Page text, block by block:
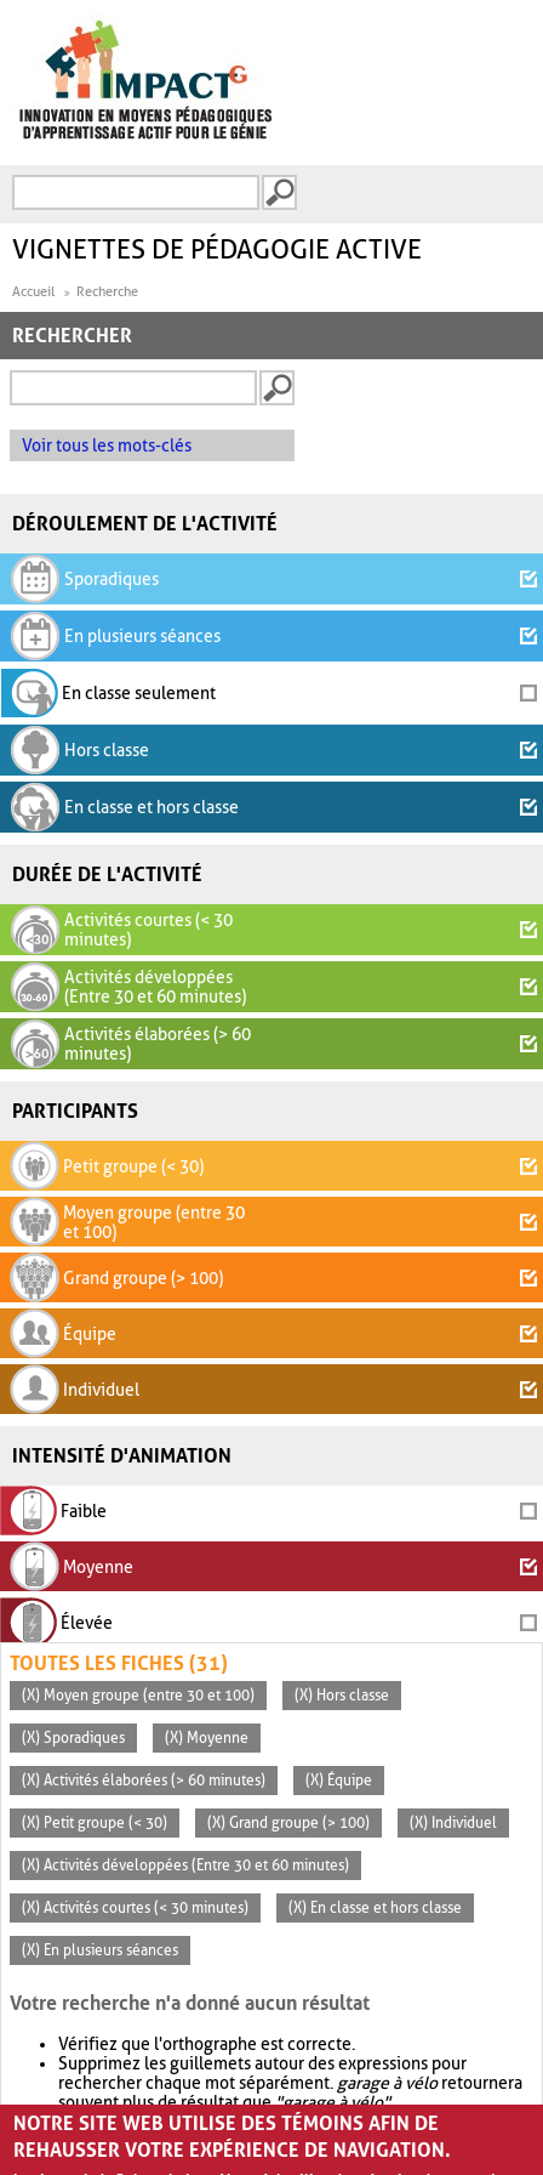
FORMULAIRE DE
VIGNETTES DE PÉDAGOGIE ACTIVE
Accueil Recherche
RECHERCHER
Voir tous les mots-clés
DÉROULEMENT DE L'ACTIVITÉ
Sporadiques
En plusieurs séances
En classe seulement
Hors classe
En classe et hors classe
DURÉE DE L'ACTIVITÉ
Activités courtes (< 30
minutes)
Activités développées
(Entre 30 et 60 minutes)
Activités élaborées (> 60
minutes)
PARTICIPANTS
Petit groupe (< 30)
Moyen groupe (entre 30
et 100)
Grand groupe (> 100)
Équipe
Individuel
INTENSITÉ D'ANIMATION
Faible
Moyenne
Élevée
TOUTES LES FICHES (31)
(X) Moyen groupe (entre 30 et 100) (X) Hors classe
(X) Sporadiques (X) Moyenne
(X) Activités élaborées (> 60 minutes) (X) Équipe
(X) Petit groupe (< 30) (X) Grand groupe (> 100) (X) Individuel
(X) Activités développées (Entre 30 et 60 minutes)
(X) Activités courtes (< 30 minutes) (X) En classe et hors classe
(X) En plusieurs séances
Votre recherche n'a donné aucun résultat
Vérifiez que l'orthographe est correcte.
Supprimez les guillemets autour des expressions pour
rechercher chaque mot séparément. garage à véloretournera
souvent plus de résultat que"garage à vélo".
Envisagez d'élargir votre recherche avec OR.garage OR vélo
retournera souvent plus de résultat quegarage à vélo
NOTRE SITE WEB UTILISE DES TÉMOINS AFIN DE
REHAUSSER VOTRE EXPÉRIENCE DE NAVIGATION.